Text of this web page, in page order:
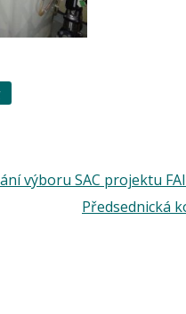
výboru SAC projektu
Předsednická